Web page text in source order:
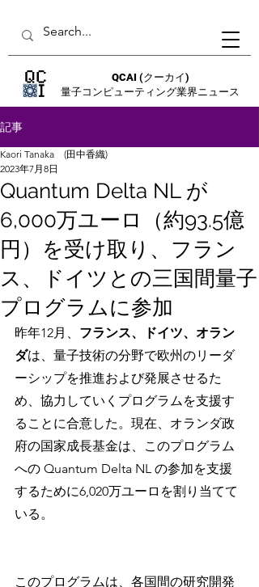
QCAI (クーカイ)
量子コンピューティング業界ニュース
記事
Quantum Delta NL が
6,000万ユーロ（約93.5億
円）を受け取り、フラン
ス、ドイツとの三国間量子
プログラムに参加
Kaori Tanaka (田中香織)
2023年7月8日
昨年12月、 フランス、ドイツ、オラン
ダは、量子技術の分野で欧州のリーダ
ーシップを推進および発展させるた
め、協力していくプログラムを支援す
ることに合意した。現在、オランダ政
府の国家成長基金は、このプログラム
への Quantum Delta NL の参加を支援
するために6,020万ユーロを割り当てて
いる。
このプログラムは、各国間の研究開発